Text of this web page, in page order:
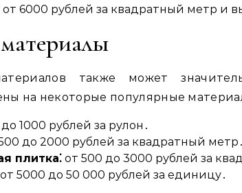
от 6000 рублей за квадратный метр и
также может
на некоторые популярные
1000 рублей за рулон․
до 2000 рублей за квадратный метр․
плитка⁚ от 500 до 3000 рублей за
от 5000 до 50 000 рублей за единицу․